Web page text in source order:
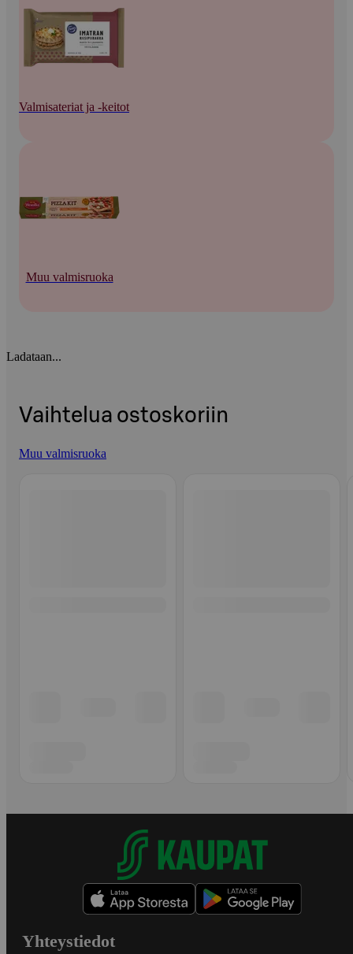
Valmisateriat ja -keitot
Muu valmisruoka
Ladataan...
Vaihtelua ostoskoriin
Muu valmisruoka
Yhteystiedot